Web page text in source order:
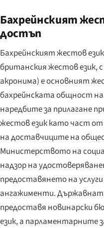
Бахрейнският
достъп
Бахрейнският жестов
британския жестов език,
акронима) е основният
бахрейнската общност на
наредбите за прилагане
жестов език като част
на доставчиците на
Министерството на
надзор на
предоставянето на
ангажименти.
предоставя новинарски
език, а парламентарните